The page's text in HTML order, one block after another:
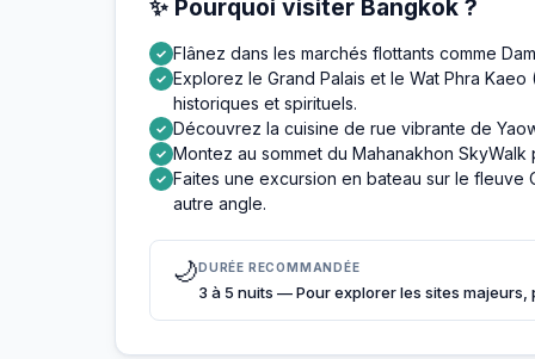
✨ Pourquoi visiter Bangkok ?
✓ Flânez dans les marchés flottants comme
✓ Explorez le Grand Palais et le Wat Phra
historiques et spirituels.
✓ Découvrez la cuisine de rue vibrante de
✓ Montez au sommet du Mahanakhon
✓ Faites une excursion en bateau sur le fleuve
autre angle.
🌙DURÉE RECOMMANDÉE
3 à 5 nuits — Pour explorer les sites